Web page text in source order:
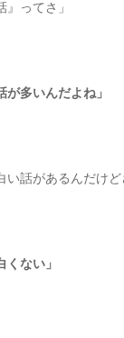
』ってさ」
が多いんだよね」
い話があるんだけど
くない」